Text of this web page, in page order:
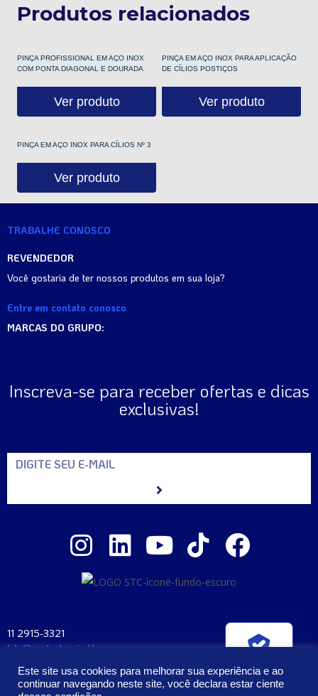
Produtos relacionados
PINÇA PROFISSIONAL EM AÇO INOX
COM PONTA DIAGONAL E DOURADA
Ver produto
PINÇA EM AÇO INOX PARA APLICAÇÃO
DE CÍLIOS POSTIÇOS
Ver produto
PINÇA EM AÇO INOX PARA CÍLIOS Nº 3
Ver produto
TRABALHE CONOSCO
REVENDEDOR
Você gostaria de ter nossos produtos em sua loja?
Entre em contato conosco
MARCAS DO GRUPO:
Inscreva-se para receber ofertas e dicas
exclusivas!
11 2915-3321
fale@santaclara.ind.br
CEP: 04225-000
Este site usa cookies para melhorar sua experiência e ao
continuar navegando neste site, você declara estar ciente